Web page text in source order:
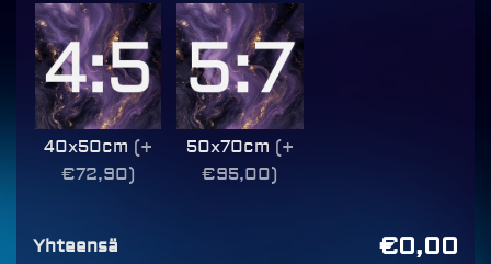
40x50cm (+
€72,90)
50x70cm (+
€95,00)
Yhteensä €0,00